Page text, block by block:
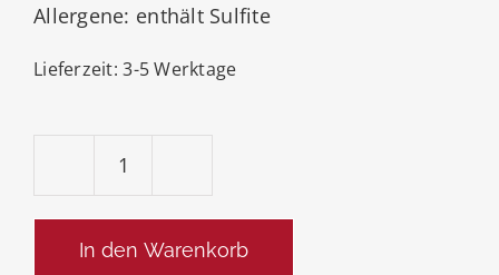
Allergene: enthält Sulfite
Lieferzeit:3-5 Werktage
Pelassa
La
Rena
In den Warenkorb